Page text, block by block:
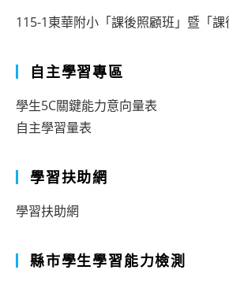
次
甄
選
雙
學
教
115-1東華附小「課後照顧班」暨「
自主學習專區
學生5C關鍵能力意向量表
自主學習量表
學習扶助網
學習扶助網
縣市學生學習能力檢測